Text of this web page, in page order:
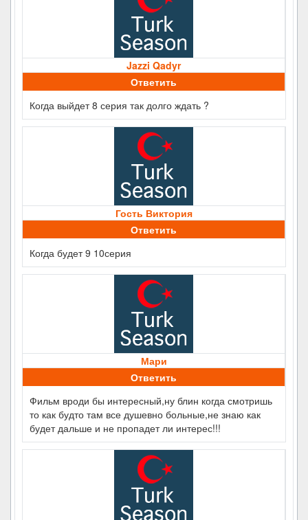
Jazzi Qadyr
Ответить
Когда выйдет 8 серия так долго ждать ?
Гость Виктория
Ответить
Когда будет 9 10серия
Мари
Ответить
Фильм вроди бы интересный,ну блин когда смотришь
то как будто там все душевно больные,не знаю как
будет дальше и не пропадет ли интерес!!!